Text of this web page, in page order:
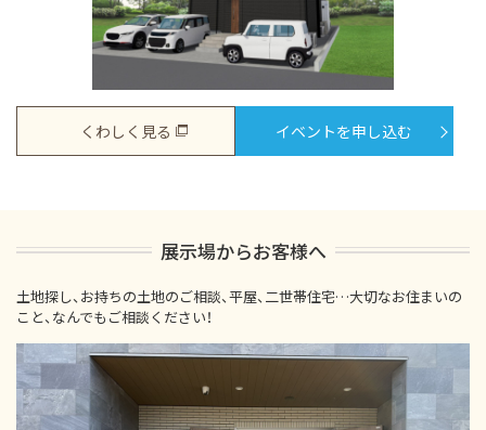
くわしく見る イベントを申し込む
展示場からお客様へ
土地探し、お持ちの土地のご相談、平屋、二世帯住宅…大切なお住まいの
こと、なんでもご相談ください！